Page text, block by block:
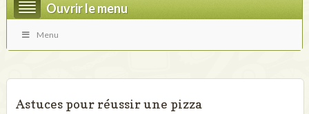
Ouvrir le menu
Menu
Astuces pour réussir une pizza